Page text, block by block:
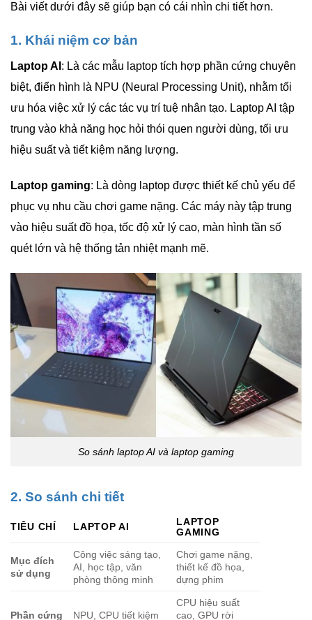
Bài viết dưới đây sẽ giúp bạn có cái nhìn chi tiết hơn.
1. Khái niệm cơ bản
Laptop AI : Là các mẫu laptop tích hợp phần cứng chuyên
biệt, điển hình là NPU (Neural Processing Unit), nhằm tối
ưu hóa việc xử lý các tác vụ trí tuệ nhân tạo. Laptop AI tập
trung vào khả năng học hỏi thói quen người dùng, tối ưu
hiệu suất và tiết kiệm năng lượng.
Laptop gaming: Là dòng laptop được thiết kế chủ yếu để
phục vụ nhu cầu chơi game nặng. Các máy này tập trung
vào hiệu suất đồ họa, tốc độ xử lý cao, màn hình tần số
quét lớn và hệ thống tản nhiệt mạnh mẽ.
So sánh laptop AI và laptop gaming
2. So sánh chi tiết
TIÊU CHÍ LAPTOP AI
LAPTOP
GAMING
Mục đích
sử dụng
Công việc sáng tạo,
AI, học tập, văn
phòng thông minh
Chơi game nặng,
thiết kế đồ họa,
dựng phim
Phần cứng
NPU, CPU tiết kiệm
CPU hiệu suất
cao, GPU rời